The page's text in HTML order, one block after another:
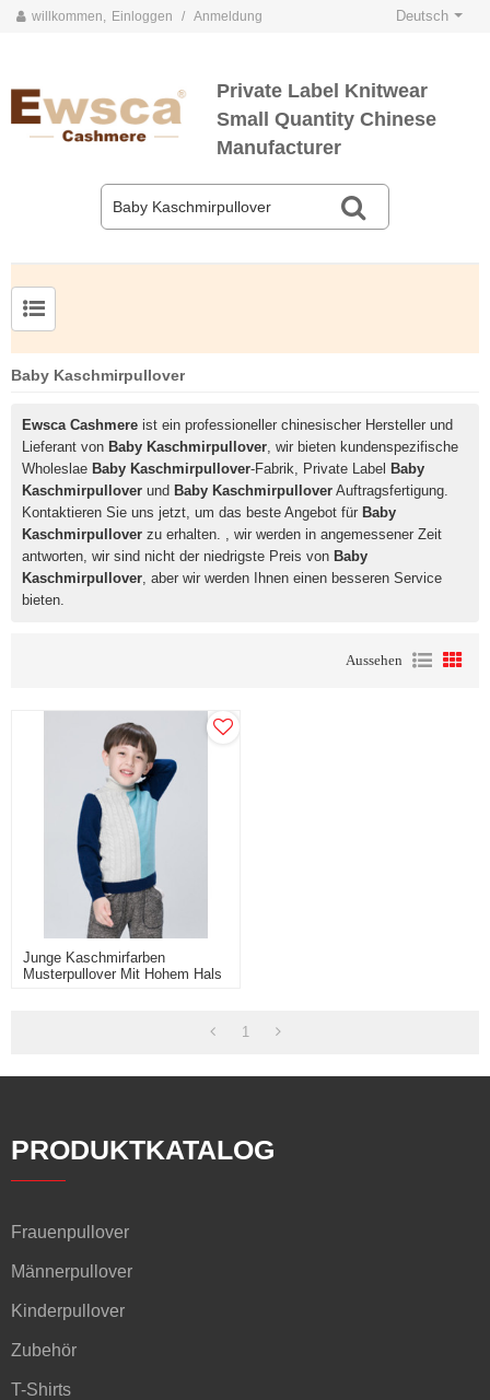
willkommen, Einloggen / Anmeldung Deutsch
Private Label Knitwear
Small Quantity Chinese
Manufacturer
Baby Kaschmirpullover
Ewsca Cashmere ist ein professioneller chinesischer Hersteller und
Lieferant von Baby Kaschmirpullover, wir bieten kundenspezifische
Wholeslae Baby Kaschmirpullover-Fabrik, Private Label Baby
Kaschmirpullover und Baby Kaschmirpullover Auftragsfertigung.
Kontaktieren Sie uns jetzt, um das beste Angebot für Baby
Kaschmirpullover zu erhalten. , wir werden in angemessener Zeit
antworten, wir sind nicht der niedrigste Preis von Baby
Kaschmirpullover, aber wir werden Ihnen einen besseren Service
bieten.
Aussehen
Junge Kaschmirfarben
Musterpullover Mit Hohem Hals
1
PRODUKTKATALOG
Frauenpullover
Männerpullover
Kinderpullover
Zubehör
T-Shirts